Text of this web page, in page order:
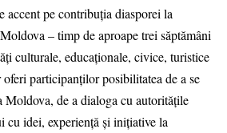
accent pe contribuția diasporei la
– timp de aproape trei săptămâni
culturale, educaționale, civice, turistice
participanților posibilitatea de a se
Moldova, de a dialoga cu autoritățile
cu idei, experiență și inițiative la